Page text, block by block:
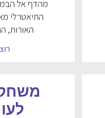
מהדף אל
התיאטרלי
האורות,